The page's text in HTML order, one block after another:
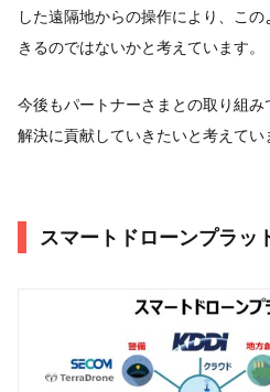
した遠隔地からの操作により、こ
きるのではないかと考えています。
今後もパートナーさまとの取り組
解決に貢献していきたいと考えてい
スマートドローンプラッ